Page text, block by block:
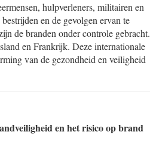
hulpverleners, militairen en
en de gevolgen ervan te
de branden onder controle gebracht.
en Frankrijk. Deze internationale
van de gezondheid en veiligheid
en het risico op brand